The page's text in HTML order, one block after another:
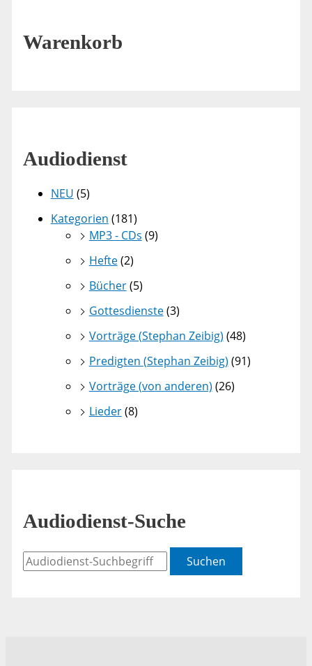
Warenkorb
Audiodienst
NEU (5)
Kategorien (181)
MP3 - CDs (9)
Hefte(2)
Bücher(5)
Gottesdienste(3)
Vorträge (Stephan Zeibig) (48)
Predigten (Stephan Zeibig) (91)
Vorträge (von anderen) (26)
Lieder(8)
Audiodienst-Suche
Suchen